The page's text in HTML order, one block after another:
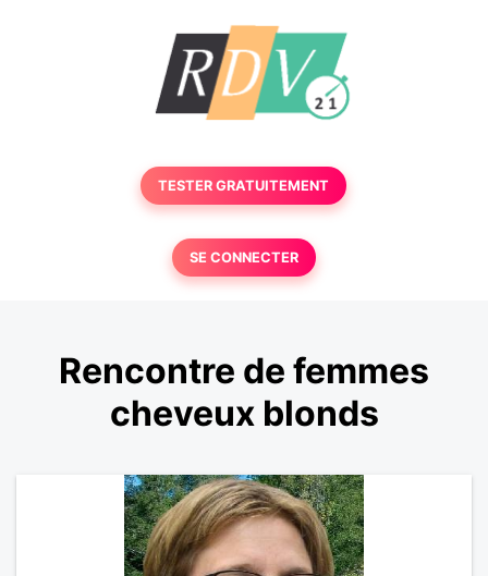
TESTER GRATUITEMENT
SE CONNECTER
Rencontre de femmes
cheveux blonds